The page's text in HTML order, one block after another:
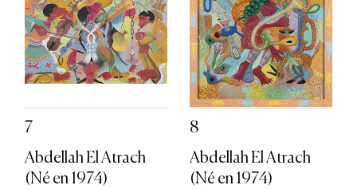
7
Abdellah El Atrach
(Né en 1974)
8
Abdellah El Atrach
(Né en 1974)